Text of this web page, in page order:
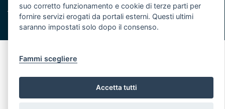
© Regione Puglia
suo corretto funzionamento e cookie di terze parti per
fornire servizi erogati da portali esterni. Questi ultimi
saranno impostati solo dopo il consenso.
Fammi scegliere
Accetta tutti